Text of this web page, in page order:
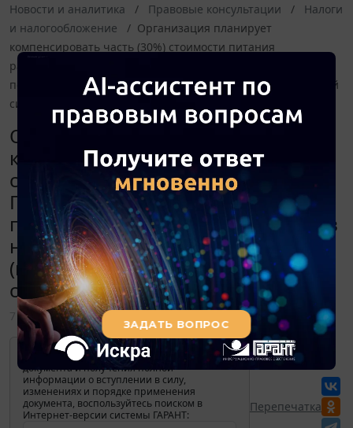
Новости и аналитика Правовые консультации
Налоги
и налогообложение
Организация планирует
компенсировать часть (30%) стоимости питания
работников. При этом будет организован
персонифицированный учет. Каков налоговый учет данной
ситуации (налог на прибыль, НДФЛ и страховые взносы)?.
Организация планирует
компенсировать часть (30%)
стоимости питания работников.
При этом будет организован
персонифицированный учет. Каков
налоговый учет данной ситуации
(налог на прибыль, НДФЛ и
страховые взносы)?.
7 октября 2020
Для просмотра актуального текста
документа и получения полной
информации о вступлении в силу,
изменениях и порядке применения
документа, воспользуйтесь поиском в
Интернет-версии системы ГАРАНТ:
Перепечатка